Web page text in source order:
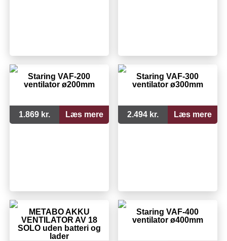
Staring VAF-200
ventilator ø200mm
1.869 kr. Læs mere
Staring VAF-300
ventilator ø300mm
2.494 kr. Læs mere
METABO AKKU
VENTILATOR AV 18
SOLO uden batteri og
lader
Staring VAF-400
ventilator ø400mm